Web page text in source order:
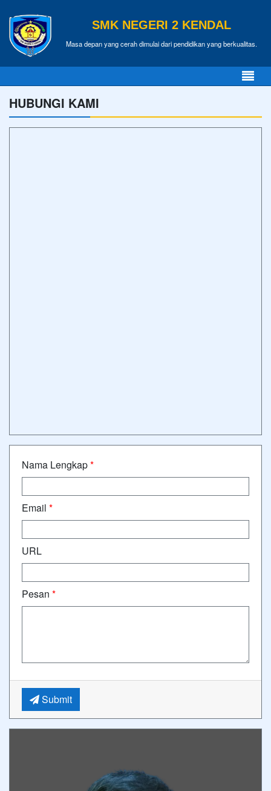
SMK NEGERI 2 KENDAL
Masa depan yang cerah dimulai dari pendidikan yang berkualitas.
HUBUNGI KAMI
Nama Lengkap*
Email *
URL
Pesan *
Submit